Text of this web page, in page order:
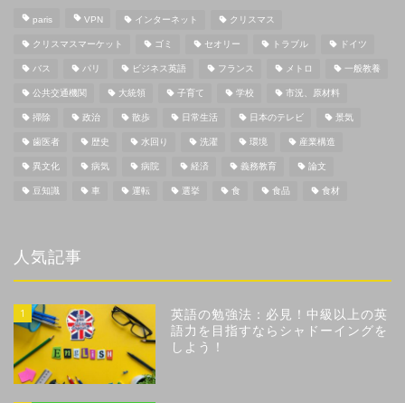
paris VPN インターネット クリスマス
クリスマスマーケット ゴミ セオリー トラブル ドイツ
バス パリ ビジネス英語 フランス メトロ 一般教養
公共交通機関 大統領 子育て 学校 市況、原材料
掃除 政治 散歩 日常生活 日本のテレビ 景気
歯医者 歴史 水回り 洗濯 環境 産業構造
異文化 病気 病院 経済 義務教育 論文
豆知識 車 運転 選挙 食 食品 食材
人気記事
1
英語の勉強法：必見！中級以上の英
語力を目指すならシャドーイングを
しよう！